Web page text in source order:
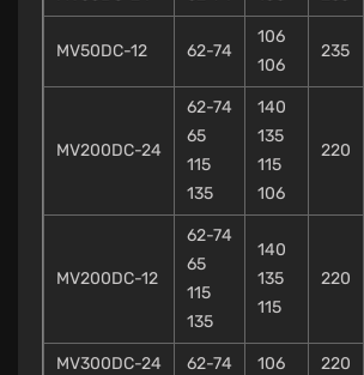
MV50DC-12 62-74
106
106
235
MV200DC-24
62-74
65
115
135
140
135
115
106
220
MV200DC-12
62-74
65
115
135
140
135
115
220
MV300DC-24 62-74 106 220